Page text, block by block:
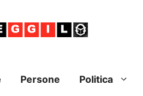
Persone Politica